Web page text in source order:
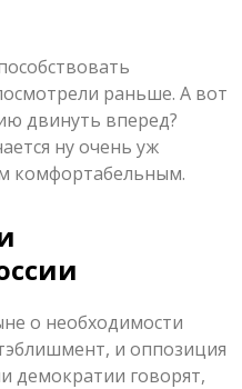
раньше. А вот
двинуть вперед?
ну очень уж
комфортабельным.
о необходимости
и оппозиция
демократии говорят,